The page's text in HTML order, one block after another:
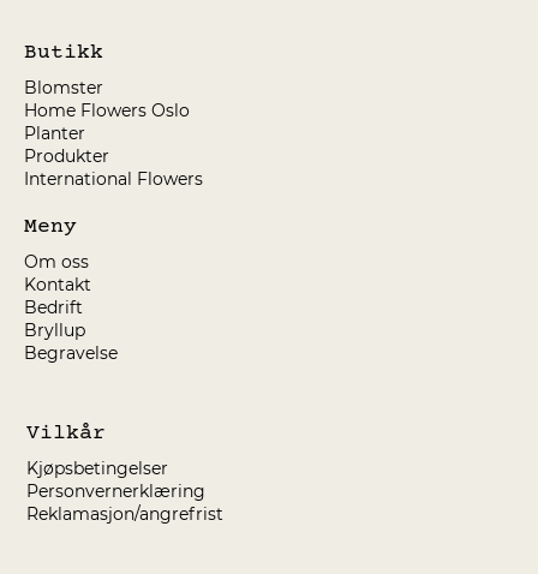
Blomster
Home Flowers Oslo
Planter
Produkter
International Flowers
Butikk
Om oss
Kontakt
Bedrift
Bryllup
Begravelse
Meny
Kjøpsbetingelser
Personvernerklæring
Reklamasjon/angrefrist
Vilkår